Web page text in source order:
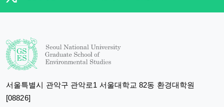
서울특별시 관악구 관악로1 서울대학교 82동 환경대학원
[08826]